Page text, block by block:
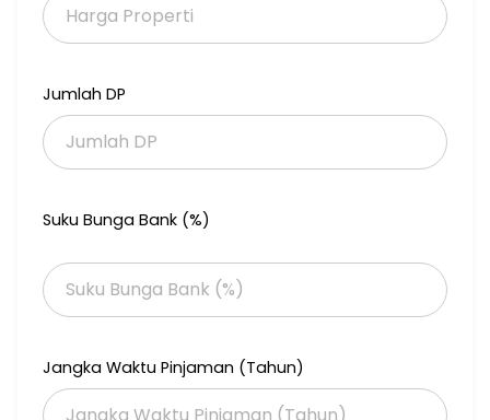
Banjir. Kami mendesain khusus menggunakan bahan bangunan
pilihan dan material terbaik dikelasnya. Beragam pilihan hunian
dengan type 54/120 dan type 39/60 serta Perumahan ber-
Subsidi dengan type 27/60. Percayakan kebutuhan Anda akan
perumahan bagi keluarga tercinta hanya di Tulip Rangkas
Residence, A Comfort Place to Live.
Jumlah DP
Suku Bunga Bank (%)
Jangka Waktu Pinjaman (Tahun)